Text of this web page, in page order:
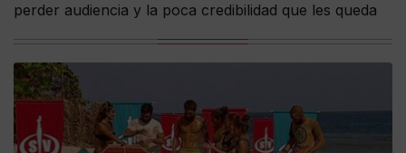
perder audiencia y la poca credibilidad que les queda